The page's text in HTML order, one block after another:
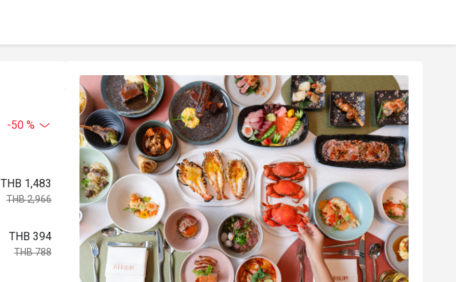
-50 %
THB 1,483
THB 2,966
THB 394
THB 788